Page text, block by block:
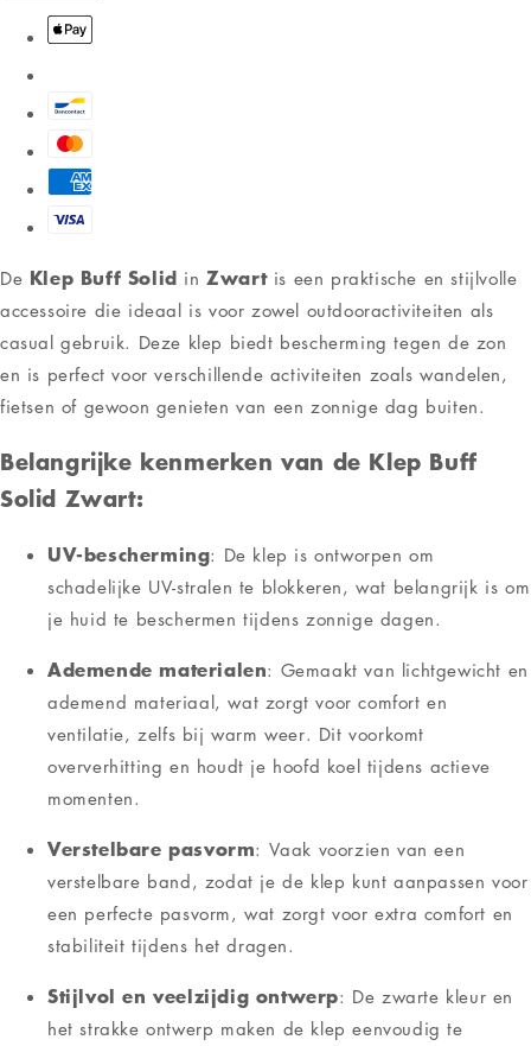
De Klep Buff Solid in Zwartis een praktische en stijlvolle
accessoire die ideaal is voor zowel outdooractiviteiten als
casual gebruik. Deze klep biedt bescherming tegen de zon
en is perfect voor verschillende activiteiten zoals wandelen,
fietsen of gewoon genieten van een zonnige dag buiten.
Belangrijke kenmerken van de Klep Buff
Solid Zwart:
UV-bescherming: De klep is ontworpen om
schadelijke UV-stralen te blokkeren, wat belangrijk is om
je huid te beschermen tijdens zonnige dagen.
Ademende materialen: Gemaakt van lichtgewicht en
ademend materiaal, wat zorgt voor comfort en
ventilatie, zelfs bij warm weer. Dit voorkomt
oververhitting en houdt je hoofd koel tijdens actieve
momenten.
Verstelbare pasvorm: Vaak voorzien van een
verstelbare band, zodat je de klep kunt aanpassen voor
een perfecte pasvorm, wat zorgt voor extra comfort en
stabiliteit tijdens het dragen.
Stijlvol en veelzijdig ontwerp: De zwarte kleur en
het strakke ontwerp maken de klep eenvoudig te